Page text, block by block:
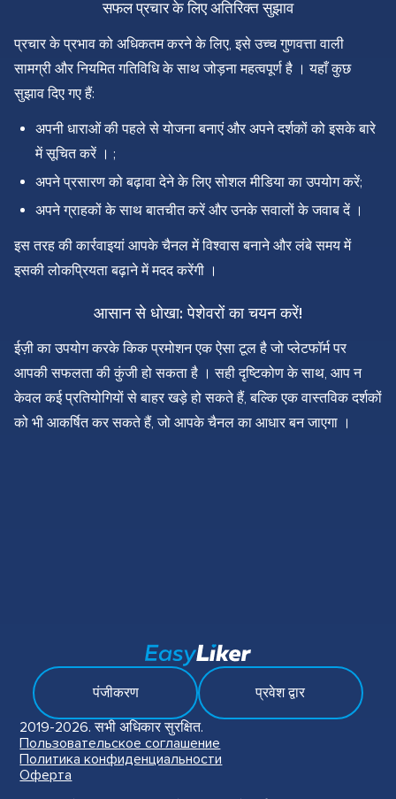
सफल प्रचार के लिए अतिरिक्त सुझाव
प्रचार के प्रभाव को अधिकतम करने के लिए, इसे उच्च गुणवत्ता वाली
सामग्री और नियमित गतिविधि के साथ जोड़ना महत्वपूर्ण है । यहाँ कुछ
सुझाव दिए गए हैं:
अपनी धाराओं की पहले से योजना बनाएं और अपने दर्शकों को इसके बारे
में सूचित करें । ;
अपने प्रसारण को बढ़ावा देने के लिए सोशल मीडिया का उपयोग करें;
अपने ग्राहकों के साथ बातचीत करें और उनके सवालों के जवाब दें ।
इस तरह की कार्रवाइयां आपके चैनल में विश्वास बनाने और लंबे समय में
इसकी लोकप्रियता बढ़ाने में मदद करेंगी ।
आसान से धोखा: पेशेवरों का चयन करें!
ईज़ी का उपयोग करके किक प्रमोशन एक ऐसा टूल है जो प्लेटफॉर्म पर
आपकी सफलता की कुंजी हो सकता है । सही दृष्टिकोण के साथ, आप न
केवल कई प्रतियोगियों से बाहर खड़े हो सकते हैं, बल्कि एक वास्तविक दर्शकों
को भी आकर्षित कर सकते हैं, जो आपके चैनल का आधार बन जाएगा ।
पंजीकरण
प्रवेश द्वार
2019-2026. सभी अधिकार सुरक्षित.
Пользовательское соглашение
Политика конфиденциальности
Оферта